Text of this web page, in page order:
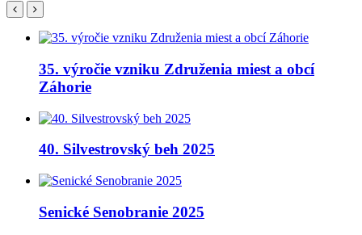
35. výročie vzniku Združenia miest a obcí
Záhorie
40. Silvestrovský beh 2025
Senické Senobranie 2025